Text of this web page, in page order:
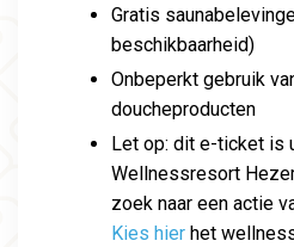
Gratis
beschikbaarheid)
Onbeperkt gebruik
doucheproducten
Let op: dit e-ticket is
Wellnessresort
zoek naar een actie
Kies hier het